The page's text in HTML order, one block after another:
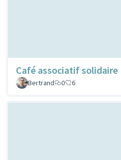
Café associatif solidaire
Bertrand
0 6